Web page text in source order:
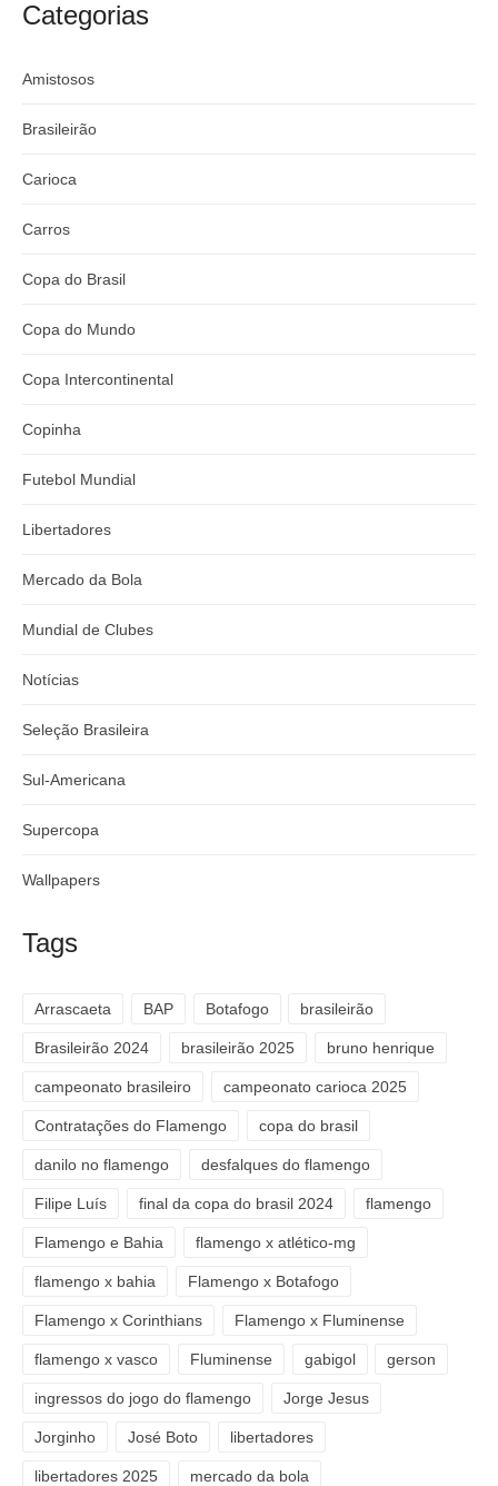
:
Categorias
Amistosos
Brasileirão
Carioca
Carros
Copa do Brasil
Copa do Mundo
Copa Intercontinental
Copinha
Futebol Mundial
Libertadores
Mercado da Bola
Mundial de Clubes
Notícias
Seleção Brasileira
Sul-Americana
Supercopa
Wallpapers
Tags
Arrascaeta BAP Botafogo brasileirão
Brasileirão 2024 brasileirão 2025 bruno henrique
campeonato brasileiro campeonato carioca 2025
Contratações do Flamengo copa do brasil
danilo no flamengo desfalques do flamengo
Filipe Luís final da copa do brasil 2024 flamengo
Flamengo e Bahia flamengo x atlético-mg
flamengo x bahia Flamengo x Botafogo
Flamengo x Corinthians Flamengo x Fluminense
flamengo x vasco Fluminense gabigol gerson
ingressos do jogo do flamengo Jorge Jesus
Jorginho José Boto libertadores
libertadores 2025 mercado da bola